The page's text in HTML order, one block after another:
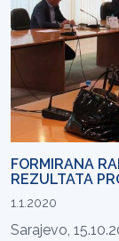
FORMIRANA
REZULTATA
1.1.2020
Sarajevo,